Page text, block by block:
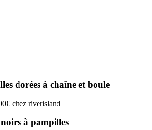
dorées à chaîne et boule
chez riverisland
à pampilles